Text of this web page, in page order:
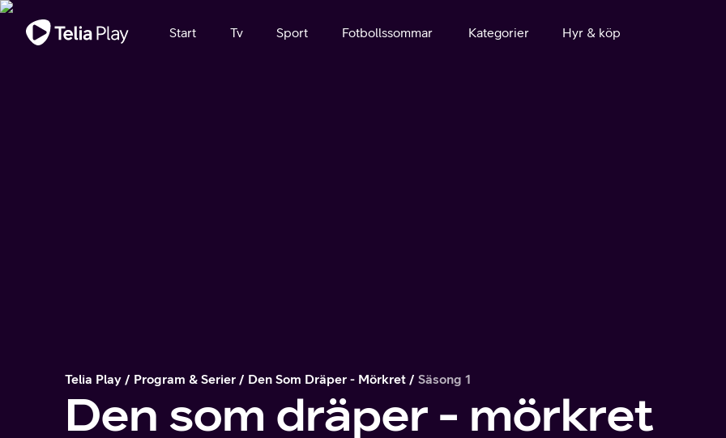
Viktigt meddelande
Start Tv Sport Fotbollssommar Kategorier Hyr & köp
Telia Play Program & Serier Den Som Dräper - Mörkret Säsong 1
Den som dräper - mörkret